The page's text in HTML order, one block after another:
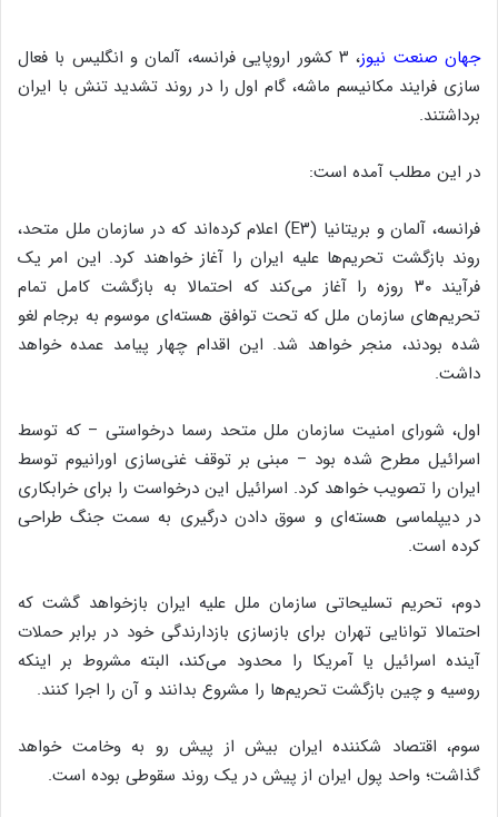
جهان صنعت نیوز
، ۳ کشور اروپایی فرانسه، آلمان و انگلیس با فعال
سازی فرایند مکانیسم ماشه، گام اول را در روند تشدید تنش با ایران
برداشتند.
در این مطلب آمده است:
فرانسه، آلمان و بریتانیا (E۳) اعلام کرده‌اند که در سازمان ملل متحد،
روند بازگشت تحریم‌ها علیه ایران را آغاز خواهند کرد. این امر یک
فرآیند ۳۰ روزه را آغاز می‌کند که احتمالا به بازگشت کامل تمام
تحریم‌های سازمان ملل که تحت توافق هسته‌ای موسوم به برجام لغو
شده بودند، منجر خواهد شد. این اقدام چهار پیامد عمده خواهد
داشت.
اول، شورای امنیت سازمان ملل متحد رسما درخواستی – که توسط
اسرائیل مطرح شده بود – مبنی بر توقف غنی‌سازی اورانیوم توسط
ایران را تصویب خواهد کرد. اسرائیل این درخواست را برای خرابکاری
در دیپلماسی هسته‌ای و سوق دادن درگیری به سمت جنگ طراحی
کرده است.
دوم، تحریم تسلیحاتی سازمان ملل علیه ایران بازخواهد گشت که
احتمالا توانایی تهران برای بازسازی بازدارندگی خود در برابر حملات
آینده اسرائیل یا آمریکا را محدود می‌کند، البته مشروط بر اینکه
روسیه و چین بازگشت تحریم‌ها را مشروع بدانند و آن را اجرا کنند.
سوم، اقتصاد شکننده ایران بیش از پیش رو به وخامت خواهد
گذاشت؛ واحد پول ایران از پیش در یک روند سقوطی بوده است.